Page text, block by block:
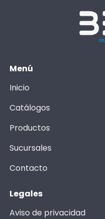
Menú
Inicio
Catálogos
Productos
Sucursales
Contacto
Legales
Aviso de privacidad